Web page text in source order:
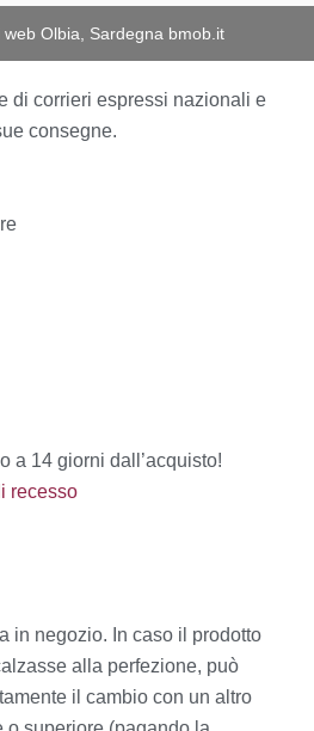
Olbia, Sardegna bmob.it
di corrieri espressi nazionali e
consegne.
a 14 giorni dall’acquisto!
recesso
in negozio. In caso il prodotto
alla perfezione, può
il cambio con un altro